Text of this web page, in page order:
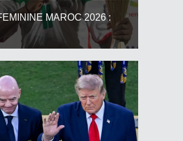
MAROC 2026 :